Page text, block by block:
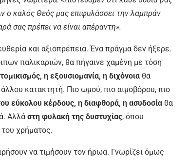
ο καλός Θεός μας επιφυλάσσει την λαμπράν
σας πρέπει να είναι απέραντη».
και αξιοπρέπεια. Ένα πράγμα δεν ήξερε.
παλικαριών, θα πήγαινε χαμένη με τόση
η εξουσιομανία, η διχόνοια θα
κατακτητή. Πιο ωμού, πιο αιμοβόρου, πιο
εύκολου κέρδους, η διαφθορά, η ασυδοσία θα
Αλλά στη φυλακή της δυστυχίας, όπου
χρήματος.
να τιμήσουν τον ήρωα. Γνωρίζει όμως